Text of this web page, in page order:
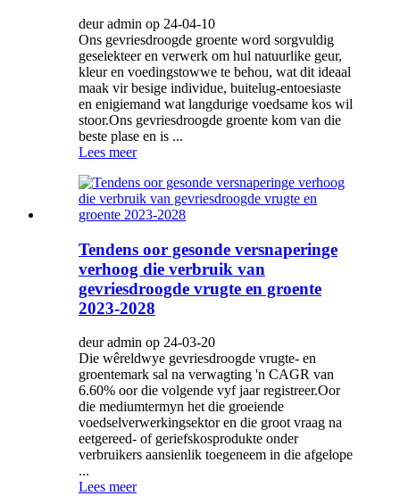
deur admin op 24-04-10
Ons gevriesdroogde groente word sorgvuldig
geselekteer en verwerk om hul natuurlike geur,
kleur en voedingstowwe te behou, wat dit ideaal
maak vir besige individue, buitelug-entoesiaste
en enigiemand wat langdurige voedsame kos wil
stoor.Ons gevriesdroogde groente kom van die
beste plase en is ...
Lees meer
Tendens oor gesonde versnaperinge
verhoog die verbruik van
gevriesdroogde vrugte en groente
2023-2028
deur admin op 24-03-20
Die wêreldwye gevriesdroogde vrugte- en
groentemark sal na verwagting 'n CAGR van
6.60% oor die volgende vyf jaar registreer.Oor
die mediumtermyn het die groeiende
voedselverwerkingsektor en die groot vraag na
eetgereed- of geriefskosprodukte onder
verbruikers aansienlik toegeneem in die afgelope
...
Lees meer